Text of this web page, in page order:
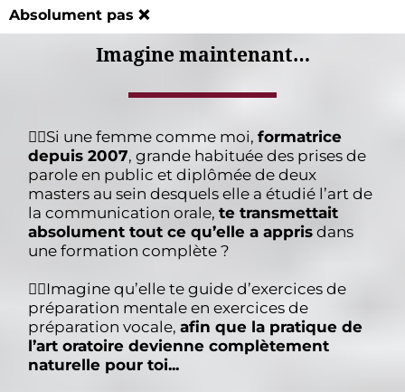
Absolument pas ❌
Imagine maintenant…
😶‍🌫️Si une femme comme moi, formatrice
depuis 2007, grande habituée des prises de
parole en public et diplômée de deux
masters au sein desquels elle a étudié l’art de
la communication orale, te transmettait
absolument tout ce qu’elle a appris dans
une formation complète ?
😶‍🌫️Imagine qu’elle te guide d’exercices de
préparation mentale en exercices de
préparation vocale, afin que la pratique de
l’art oratoire devienne complètement
naturelle pour toi...